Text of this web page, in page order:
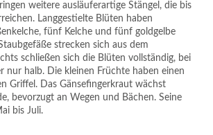
weitere ausläuferartige Stängel, die bis
Langgestielte Blüten haben
fünf Kelche und fünf goldgelbe
strecken sich aus dem
schließen sich die Blüten vollständig, bei
nur halb. Die kleinen Früchte haben einen
Griffel. Das Gänsefingerkraut wächst
bevorzugt an Wegen und Bächen. Seine
bis Juli.